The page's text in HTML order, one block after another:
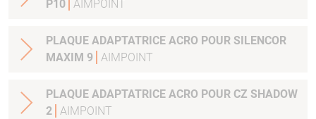
P10 AIMPOINT
PLAQUE ADAPTATRICE ACRO POUR SILENCOR
MAXIM 9
AIMPOINT
PLAQUE ADAPTATRICE ACRO POUR CZ SHADOW
2 AIMPOINT